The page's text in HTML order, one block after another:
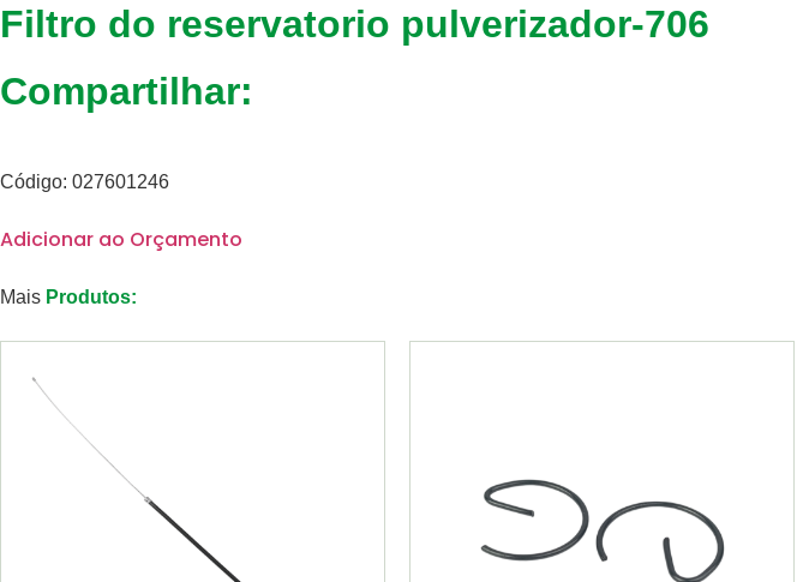
Filtro do reservatorio pulverizador-706
Compartilhar:
Código: 027601246
Adicionar ao Orçamento
Mais Produtos: